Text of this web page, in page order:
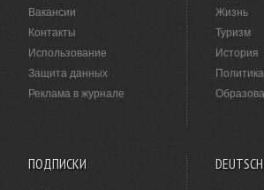
Вакансии
Контакты
Использование
Защита данных
Реклама в журнале
Жизнь
Туризм
История
Политика
ПОДПИСКИ DEUTSCH